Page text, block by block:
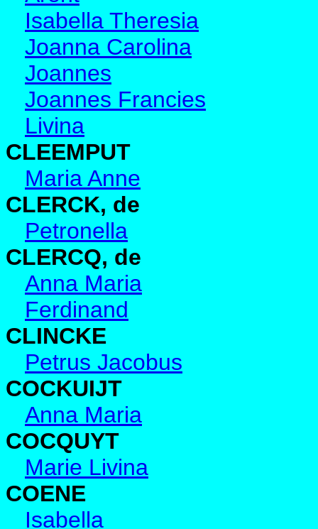
Isabella Theresia
Joanna Carolina
Joannes
Joannes Francies
Livina
CLEEMPUT
Maria Anne
CLERCK, de
Petronella
CLERCQ, de
Anna Maria
Ferdinand
CLINCKE
Petrus Jacobus
COCKUIJT
Anna Maria
COCQUYT
Marie Livina
COENE
Isabella